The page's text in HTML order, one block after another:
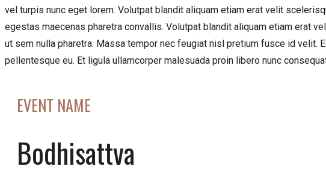
vel turpis nunc eget lorem. Volutpat blandit aliquam etiam erat velit
egestas maecenas pharetra convallis. Volutpat blandit aliquam etiam erat
ut sem nulla pharetra. Massa tempor nec feugiat nisl pretium fusce id velit.
pellentesque eu. Et ligula ullamcorper malesuada proin libero nunc
EVENT NAME
Bodhisattva